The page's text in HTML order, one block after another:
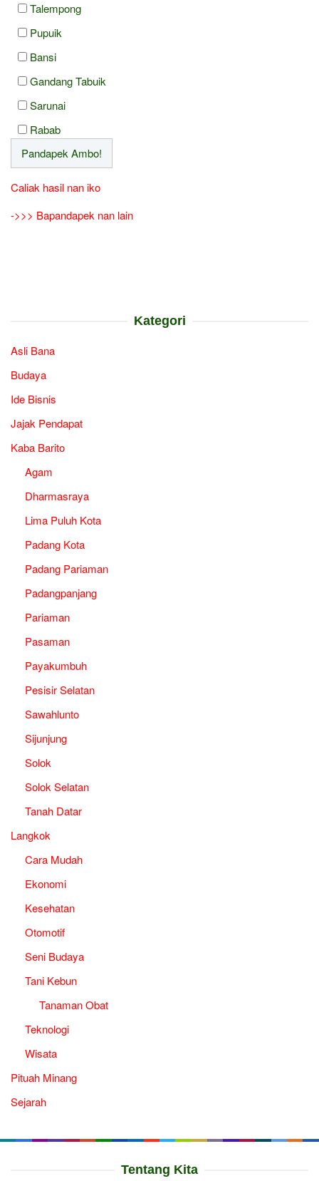
Talempong
Pupuik
Bansi
Gandang Tabuik
Sarunai
Rabab
Caliak hasil nan iko
->>> Bapandapek nan lain
Kategori
Asli Bana
Budaya
Ide Bisnis
Jajak Pendapat
Kaba Barito
Agam
Dharmasraya
Lima Puluh Kota
Padang Kota
Padang Pariaman
Padangpanjang
Pariaman
Pasaman
Payakumbuh
Pesisir Selatan
Sawahlunto
Sijunjung
Solok
Solok Selatan
Tanah Datar
Langkok
Cara Mudah
Ekonomi
Kesehatan
Otomotif
Seni Budaya
Tani Kebun
Tanaman Obat
Teknologi
Wisata
Pituah Minang
Sejarah
Tentang Kita